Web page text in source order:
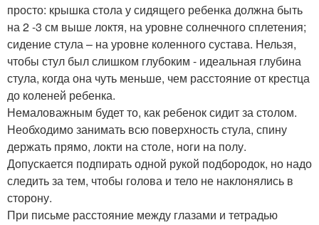
просто: крышка стола у сидящего ребенка должна быть
на 2 -3 см выше локтя, на уровне солнечного сплетения;
сидение стула – на уровне коленного сустава. Нельзя,
чтобы стул был слишком глубоким - идеальная глубина
стула, когда она чуть меньше, чем расстояние от крестца
до коленей ребенка.
Немаловажным будет то, как ребенок сидит за столом.
Необходимо занимать всю поверхность стула, спину
держать прямо, локти на столе, ноги на полу.
Допускается подпирать одной рукой подбородок, но надо
следить за тем, чтобы голова и тело не наклонялись в
сторону.
При письме расстояние между глазами и тетрадью